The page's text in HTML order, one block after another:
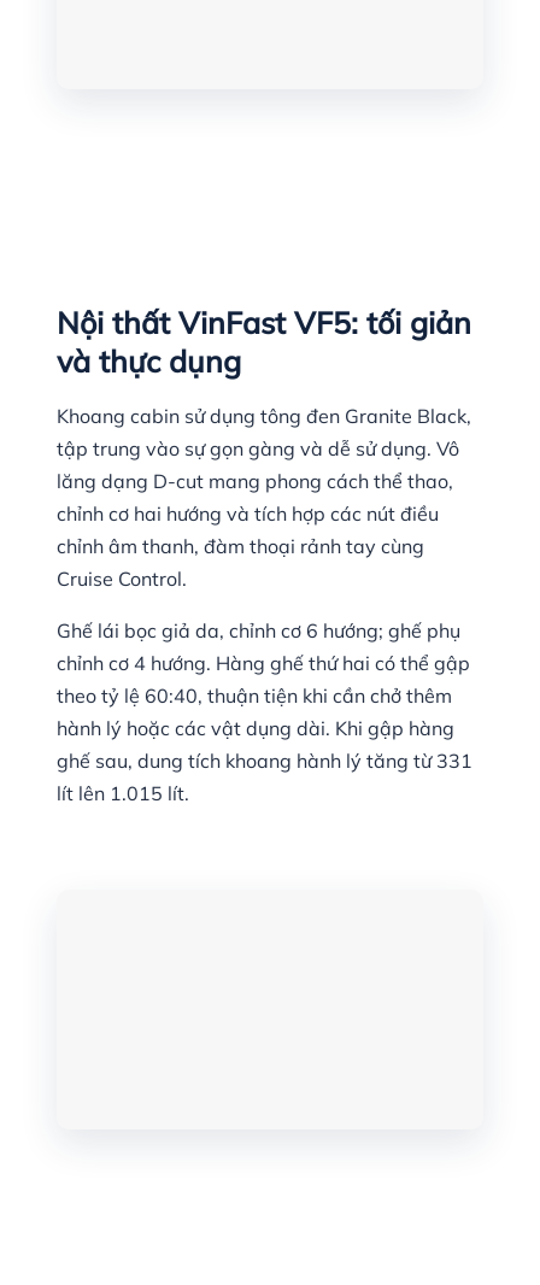
Nội thất VinFast VF5: tối giản
và thực dụng
Khoang cabin sử dụng tông đen Granite Black,
tập trung vào sự gọn gàng và dễ sử dụng. Vô
lăng dạng D-cut mang phong cách thể thao,
chỉnh cơ hai hướng và tích hợp các nút điều
chỉnh âm thanh, đàm thoại rảnh tay cùng
Cruise Control.
Ghế lái bọc giả da, chỉnh cơ 6 hướng; ghế phụ
chỉnh cơ 4 hướng. Hàng ghế thứ hai có thể gập
theo tỷ lệ 60:40, thuận tiện khi cần chở thêm
hành lý hoặc các vật dụng dài. Khi gập hàng
ghế sau, dung tích khoang hành lý tăng từ 331
lít lên 1.015 lít.